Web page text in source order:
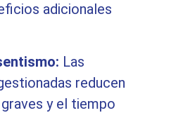
adicionales
Las
reducen
y el tiempo